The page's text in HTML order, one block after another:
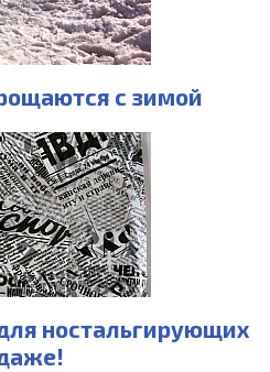
с зимой
ностальгирующих